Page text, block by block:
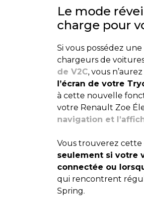
Le mode
charge pour
Si vous possédez une
chargeurs de
de V2C, vous
l’écran de votre
à cette nouvelle
votre Renault Zoe
navigation et
Vous trouverez cette
seulement si votre
connectée ou
qui rencontrent
Spring.